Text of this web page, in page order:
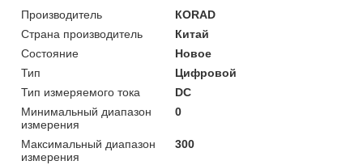
Производитель
КORAD
Страна производитель
Китай
Состояние
Новое
Тип
Цифровой
Тип измеряемого тока
DC
Минимальный диапазон
измерения
0
Максимальный диапазон
измерения
300